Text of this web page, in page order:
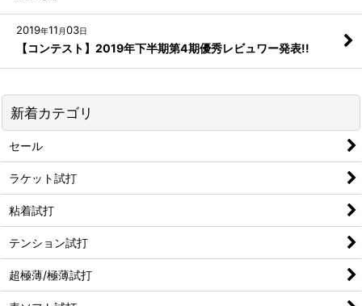
2019年11 月03日
【コンテスト】2019年下半期第4期優秀レビュワー発表!!
新着カテゴリ
セール
ラケット試打
粘着試打
テンション試打
超極薄/極薄試打